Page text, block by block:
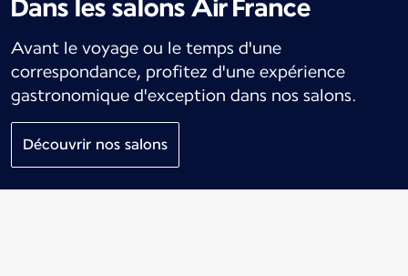
Dans les salons Air France
Avant le voyage ou le temps d'une
correspondance, profitez d'une expérience
gastronomique d'exception dans nos salons.
Découvrir nos salons